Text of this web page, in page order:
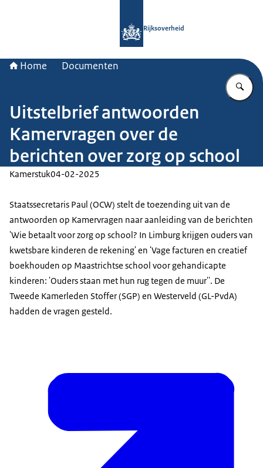
Rijksoverheid
Home Documenten
Uitstelbrief antwoorden
Kamervragen over de
berichten over zorg op school
Kamerstuk04-02-2025
Staatssecretaris Paul (OCW) stelt de toezending uit van de
antwoorden op Kamervragen naar aanleiding van de berichten
'Wie betaalt voor zorg op school? In Limburg krijgen ouders van
kwetsbare kinderen de rekening' en 'Vage facturen en creatief
boekhouden op Maastrichtse school voor gehandicapte
kinderen: 'Ouders staan met hun rug tegen de muur''. De
Tweede Kamerleden Stoffer (SGP) en Westerveld (GL-PvdA)
hadden de vragen gesteld.